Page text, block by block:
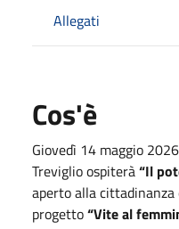
Allegati
Cos'è
Giovedì 14 maggio
Treviglioospiterà“Il
aperto alla
progetto“Vite al